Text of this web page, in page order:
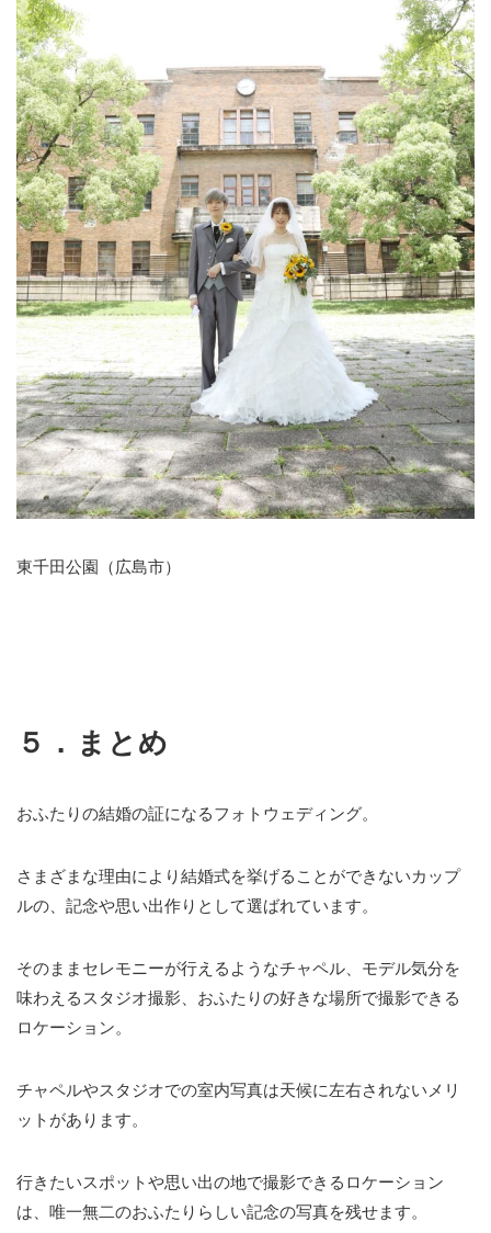
東千田公園（広島市）
５．まとめ
おふたりの結婚の証になるフォトウェディング。
さまざまな理由により結婚式を挙げることができないカップ
ルの、記念や思い出作りとして選ばれています。
そのままセレモニーが行えるようなチャペル、モデル気分を
味わえるスタジオ撮影、おふたりの好きな場所で撮影できる
ロケーション。
チャペルやスタジオでの室内写真は天候に左右されないメリ
ットがあります。
行きたいスポットや思い出の地で撮影できるロケーション
は、唯一無二のおふたりらしい記念の写真を残せます。